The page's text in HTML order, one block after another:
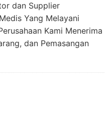
dan Supplier
Yang Melayani
Kami Menerima
dan Pemasangan